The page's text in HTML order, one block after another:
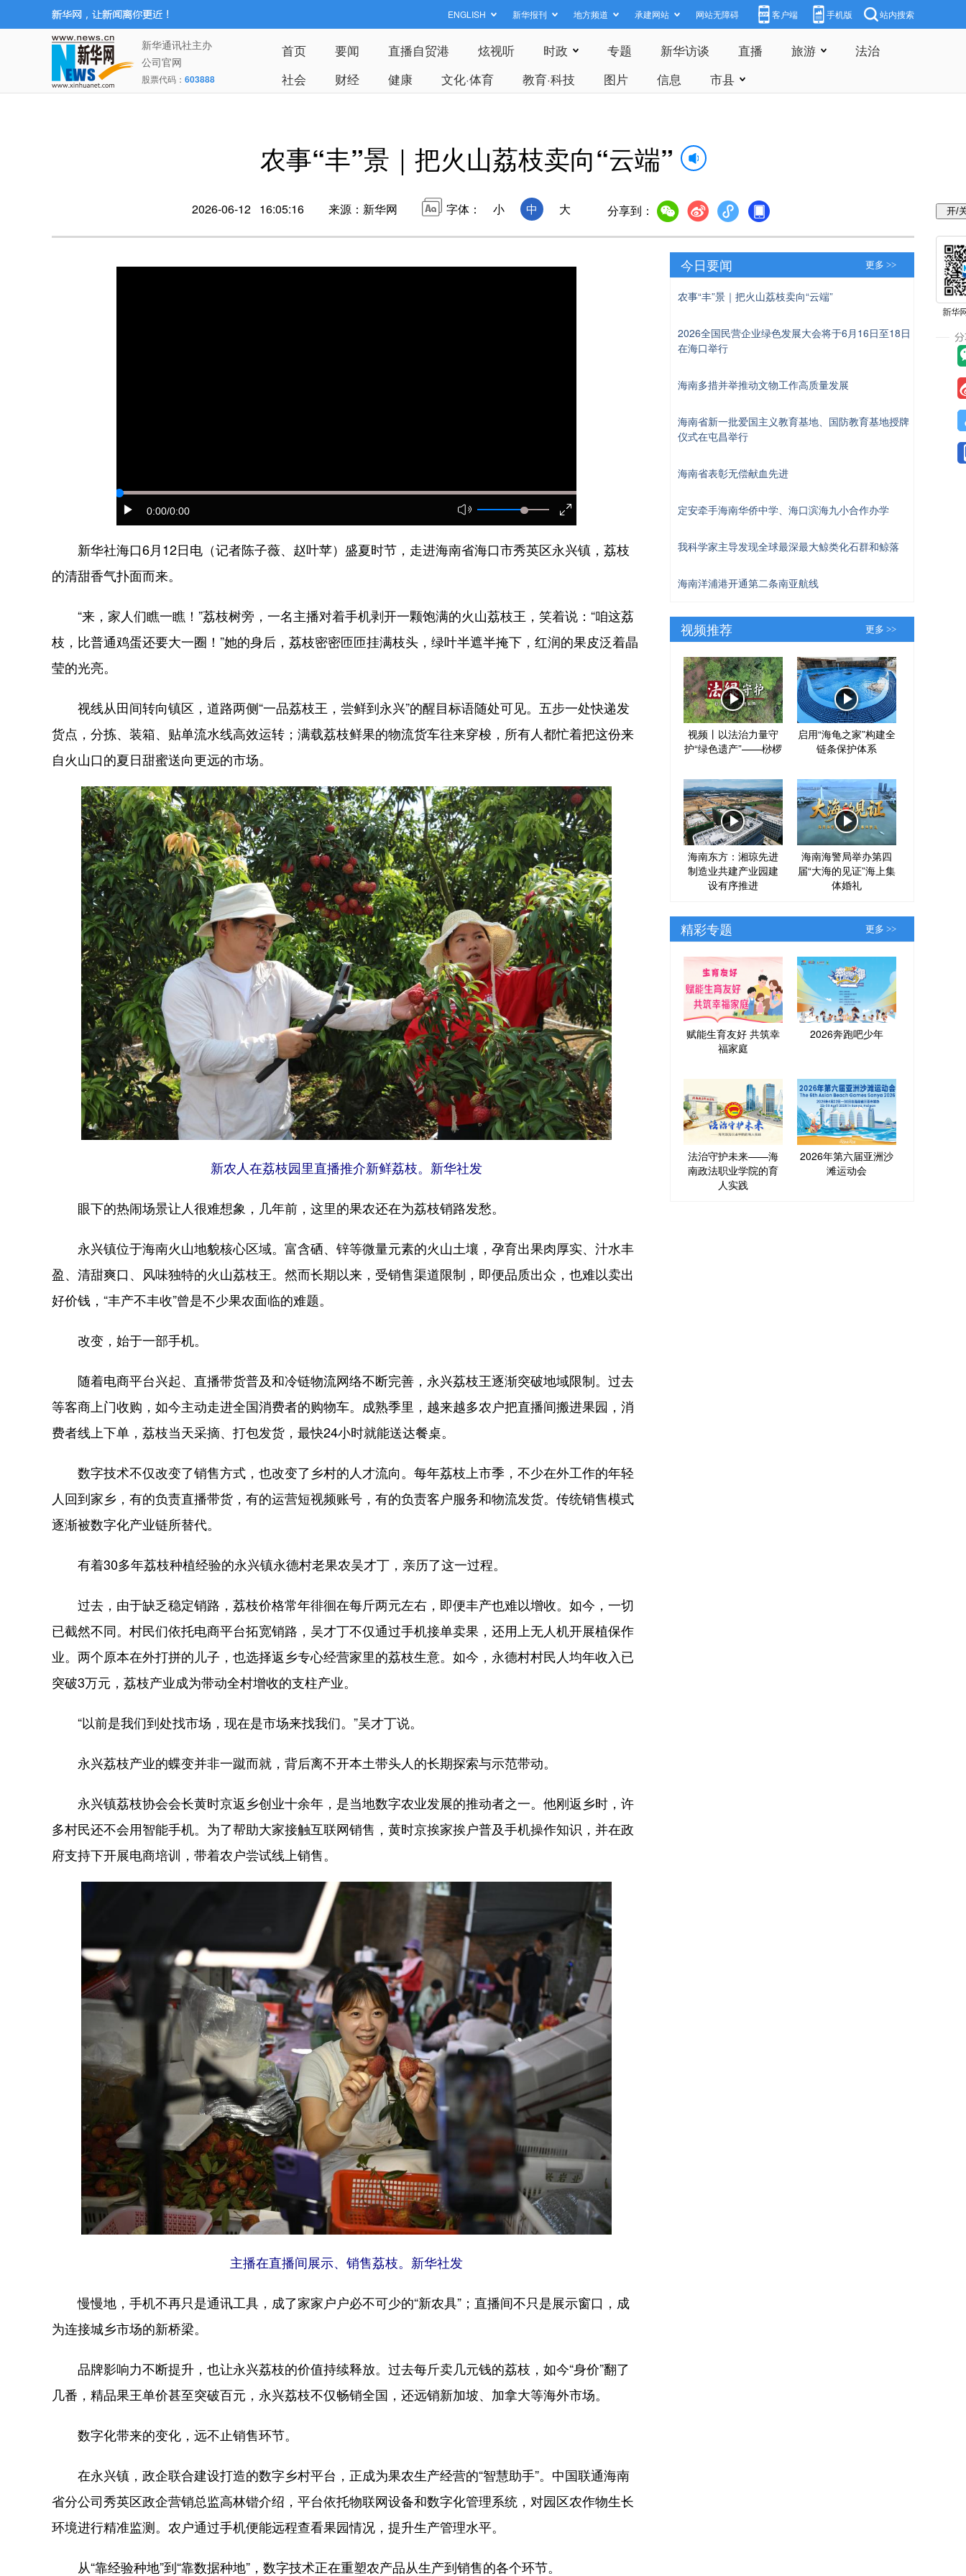
ENGLISH 新华报刊 地方频道 承建网站 网站无障碍 客户端 手机版 站内搜索
新华通讯社主办
公司官网
股票代码： 603888
首页 要闻 直播自贸港 炫视听 时政 专题 新华访谈 直播 旅游
法治
社会
财经 健康 文化·体育 教育·科技 图片 信息 市县
农事“丰”景｜把火山荔枝卖向“云端”
2026-06-12 16:05:16 来源：新华网 字体： 小 中 大 分享到：
0:00/0:00
新华社海口6月12日电（记者陈子薇、赵叶苹）盛夏时节，走进海南省海口市秀英区永兴镇，荔枝
的清甜香气扑面而来。
“来，家人们瞧一瞧！”荔枝树旁，一名主播对着手机剥开一颗饱满的火山荔枝王，笑着说：“咱这荔
枝，比普通鸡蛋还要大一圈！”她的身后，荔枝密密匝匝挂满枝头，绿叶半遮半掩下，红润的果皮泛着晶
莹的光亮。
视线从田间转向镇区，道路两侧“一品荔枝王，尝鲜到永兴”的醒目标语随处可见。五步一处快递发
货点，分拣、装箱、贴单流水线高效运转；满载荔枝鲜果的物流货车往来穿梭，所有人都忙着把这份来
自火山口的夏日甜蜜送向更远的市场。
新农人在荔枝园里直播推介新鲜荔枝。新华社发
眼下的热闹场景让人很难想象，几年前，这里的果农还在为荔枝销路发愁。
永兴镇位于海南火山地貌核心区域。富含硒、锌等微量元素的火山土壤，孕育出果肉厚实、汁水丰
盈、清甜爽口、风味独特的火山荔枝王。然而长期以来，受销售渠道限制，即便品质出众，也难以卖出
好价钱，“丰产不丰收”曾是不少果农面临的难题。
改变，始于一部手机。
随着电商平台兴起、直播带货普及和冷链物流网络不断完善，永兴荔枝王逐渐突破地域限制。过去
等客商上门收购，如今主动走进全国消费者的购物车。成熟季里，越来越多农户把直播间搬进果园，消
费者线上下单，荔枝当天采摘、打包发货，最快24小时就能送达餐桌。
数字技术不仅改变了销售方式，也改变了乡村的人才流向。每年荔枝上市季，不少在外工作的年轻
人回到家乡，有的负责直播带货，有的运营短视频账号，有的负责客户服务和物流发货。传统销售模式
逐渐被数字化产业链所替代。
有着30多年荔枝种植经验的永兴镇永德村老果农吴才丁，亲历了这一过程。
过去，由于缺乏稳定销路，荔枝价格常年徘徊在每斤两元左右，即便丰产也难以增收。如今，一切
已截然不同。村民们依托电商平台拓宽销路，吴才丁不仅通过手机接单卖果，还用上无人机开展植保作
业。两个原本在外打拼的儿子，也选择返乡专心经营家里的荔枝生意。如今，永德村村民人均年收入已
突破3万元，荔枝产业成为带动全村增收的支柱产业。
“以前是我们到处找市场，现在是市场来找我们。”吴才丁说。
永兴荔枝产业的蝶变并非一蹴而就，背后离不开本土带头人的长期探索与示范带动。
永兴镇荔枝协会会长黄时京返乡创业十余年，是当地数字农业发展的推动者之一。他刚返乡时，许
多村民还不会用智能手机。为了帮助大家接触互联网销售，黄时京挨家挨户普及手机操作知识，并在政
府支持下开展电商培训，带着农户尝试线上销售。
主播在直播间展示、销售荔枝。新华社发
慢慢地，手机不再只是通讯工具，成了家家户户必不可少的“新农具”；直播间不只是展示窗口，成
为连接城乡市场的新桥梁。
品牌影响力不断提升，也让永兴荔枝的价值持续释放。过去每斤卖几元钱的荔枝，如今“身价”翻了
几番，精品果王单价甚至突破百元，永兴荔枝不仅畅销全国，还远销新加坡、加拿大等海外市场。
数字化带来的变化，远不止销售环节。
在永兴镇，政企联合建设打造的数字乡村平台，正成为果农生产经营的“智慧助手”。中国联通海南
省分公司秀英区政企营销总监高林锴介绍，平台依托物联网设备和数字化管理系统，对园区农作物生长
环境进行精准监测。农户通过手机便能远程查看果园情况，提升生产管理水平。
从“靠经验种地”到“靠数据种地”，数字技术正在重塑农产品从生产到销售的各个环节。
今日要闻 更多 >>
农事“丰”景｜把火山荔枝卖向“云端”
2026全国民营企业绿色发展大会将于6月16日至18日
在海口举行
海南多措并举推动文物工作高质量发展
海南省新一批爱国主义教育基地、国防教育基地授牌
仪式在屯昌举行
海南省表彰无偿献血先进
定安牵手海南华侨中学、海口滨海九小合作办学
我科学家主导发现全球最深最大鲸类化石群和鲸落
海南洋浦港开通第二条南亚航线
视频推荐 更多 >>
视频丨以法治力量守
护“绿色遗产”——桫椤
启用“海龟之家”构建全
链条保护体系
海南东方：湘琼先进
制造业共建产业园建
设有序推进
海南海警局举办第四
届“大海的见证”海上集
体婚礼
精彩专题 更多 >>
赋能生育友好 共筑幸
福家庭
2026奔跑吧少年
法治守护未来——海
南政法职业学院的育
人实践
2026年第六届亚洲沙
滩运动会